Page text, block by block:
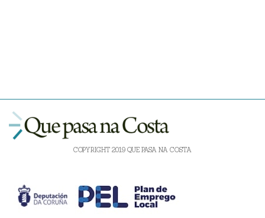
COPYRIGHT 2019 QUE PASA NA COSTA